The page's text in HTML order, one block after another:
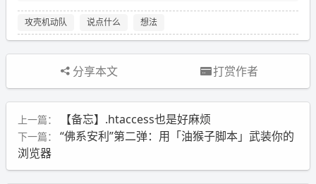
攻壳机动队 说点什么 想法
分享本文 打赏作者
上一篇： 【备忘】.htaccess也是好麻烦
下一篇：
“佛系安利”第二弹：用「油猴子脚本」武装你的
浏览器